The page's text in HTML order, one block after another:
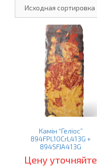
Камін “Геліос”
894FPL10CrL413G +
894SFJA413G
Цену уточняйте